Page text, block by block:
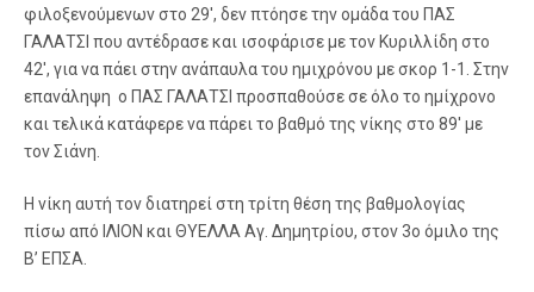
φιλοξενούμενων στο 29′, δεν πτόησε την ομάδα του ΠΑΣ
ΓΑΛΑΤΣΙ που αντέδρασε και ισοφάρισε με τον Κυριλλίδη στο
42′, για να πάει στην ανάπαυλα του ημιχρόνου με σκορ 1-1. Στην
επανάληψη ο ΠΑΣ ΓΑΛΑΤΣΙ προσπαθούσε σε όλο το ημίχρονο
και τελικά κατάφερε να πάρει το βαθμό της νίκης στο 89′ με
τον Σιάνη.
Η νίκη αυτή τον διατηρεί στη τρίτη θέση της βαθμολογίας
πίσω από ΙΛΙΟΝ και ΘΥΕΛΛΑ Αγ. Δημητρίου, στον 3ο όμιλο της
Β’ ΕΠΣΑ.